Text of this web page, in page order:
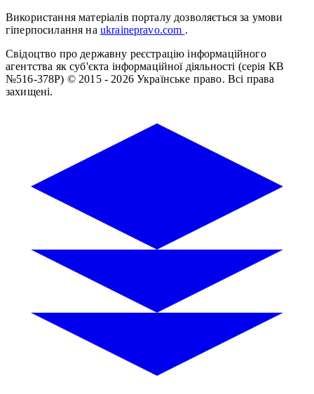
Використання матеріалів порталу дозволяється за умови
гіперпосилання на ukrainepravo.com .
Свідоцтво про державну реєстрацію інформаційного
агентства як суб'єкта інформаційної діяльності (серія КВ
№516-378Р) © 2015 - 2026 Українське право. Всі права
захищені.